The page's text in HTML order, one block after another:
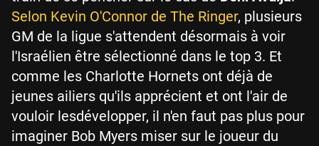
Selon Kevin O'Connor de The Ringer, plusieurs
GM de la ligue s'attendent désormais à voir
l'Israélien être sélectionné dans le top 3. Et
comme les Charlotte Hornets ont déjà de
jeunes ailiers qu'ils apprécient et ont l'air de
vouloir lesdévelopper, il n'en faut pas plus pour
imaginer Bob Myers miser sur le joueur du